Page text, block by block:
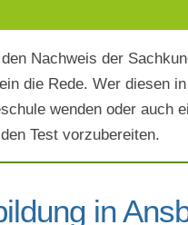
Nachweis der
die Rede. Wer diesen
wenden oder auch
Test vorzubereiten.
in